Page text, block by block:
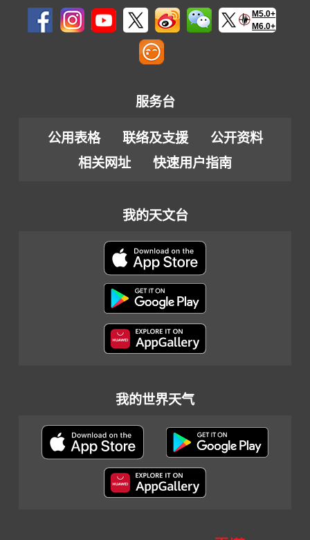
M5.0+
M6.0+
服务台
公用表格 联络及支援
公开资料
相关网址
快速用户指南
我的天文台
我的世界天气